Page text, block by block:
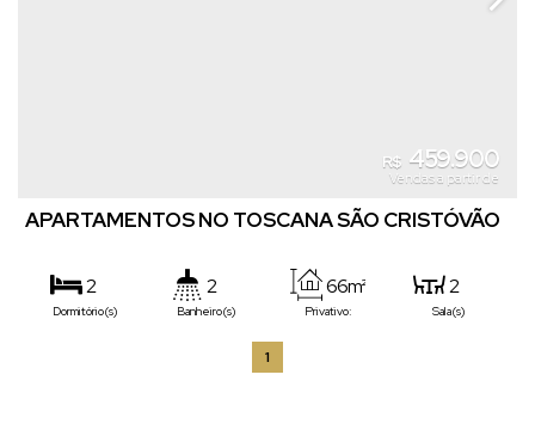
R$ 459.900
Vendas a partir de
APARTAMENTOS NO TOSCANA SÃO CRISTÓVÃO
2
Dormitório(s)
2
Banheiro(s) Privativo:
66m² 2
Sala(s)
1